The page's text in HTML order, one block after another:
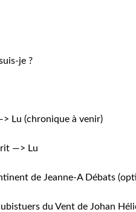
je ?
Lu (chronique à venir)
—> Lu
de Jeanne-A Débats
du Vent de Johan